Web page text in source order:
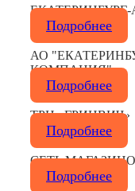
Подробнее
АО
КОМПАНИЯ"
Подробнее
ТРЦ «ГРИНВИЧ»
Подробнее
СЕТЬ
Подробнее